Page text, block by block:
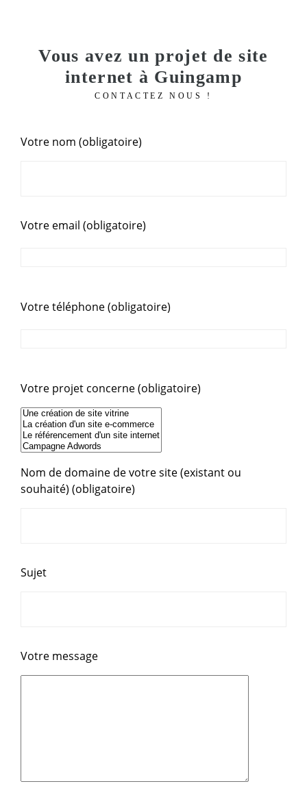
Vous avez un projet de site
internet à Guingamp
CONTACTEZ NOUS !
Votre nom (obligatoire)
Votre email (obligatoire)
Votre téléphone (obligatoire)
Votre projet concerne (obligatoire)
Nom de domaine de votre site (existant ou
souhaité) (obligatoire)
Sujet
Votre message